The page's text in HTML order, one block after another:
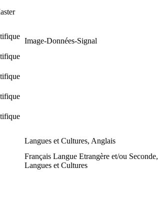
Image-Données-Signal
Langues et Cultures, Anglais
Français Langue Etrangère et/ou Seconde,
Langues et Cultures